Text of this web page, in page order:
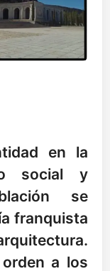
en la
social y
se
franquista
a los